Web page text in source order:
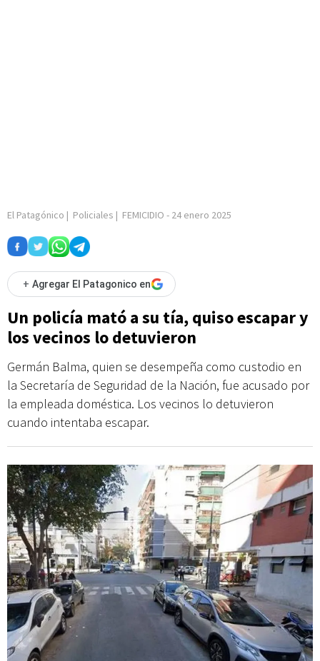
El Patagónico | Policiales | FEMICIDIO - 24 enero 2025
+ Agregar El Patagonico en
Un policía mató a su tía, quiso escapar y
los vecinos lo detuvieron
Germán Balma, quien se desempeña como custodio en
la Secretaría de Seguridad de la Nación, fue acusado por
la empleada doméstica. Los vecinos lo detuvieron
cuando intentaba escapar.